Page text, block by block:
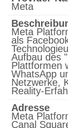
Meta
Meta
als
Aufbau des
Plattformen
WhatsApp
Netzwerke,
Reality-
Adresse
Meta
Canal